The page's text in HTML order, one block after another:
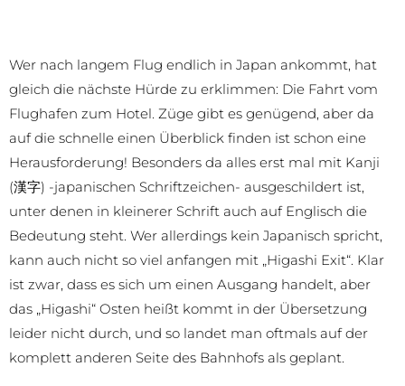
Wer nach langem Flug endlich in Japan ankommt, hat
gleich die nächste Hürde zu erklimmen: Die Fahrt vom
Flughafen zum Hotel. Züge gibt es genügend, aber da
auf die schnelle einen Überblick finden ist schon eine
Herausforderung! Besonders da alles erst mal mit Kanji
(漢字) -japanischen Schriftzeichen- ausgeschildert ist,
unter denen in kleinerer Schrift auch auf Englisch die
Bedeutung steht. Wer allerdings kein Japanisch spricht,
kann auch nicht so viel anfangen mit „Higashi Exit“. Klar
ist zwar, dass es sich um einen Ausgang handelt, aber
das „Higashi“ Osten heißt kommt in der Übersetzung
leider nicht durch, und so landet man oftmals auf der
komplett anderen Seite des Bahnhofs als geplant.